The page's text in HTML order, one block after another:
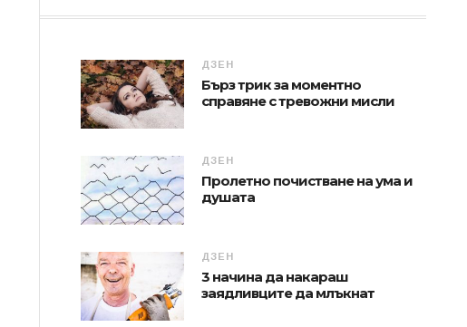
ДЗЕН
Бърз трик за моментно
справяне с тревожни мисли
ДЗЕН
Пролетно почистване на ума и
душата
ДЗЕН
3 начина да накараш
заядливците да млъкнат